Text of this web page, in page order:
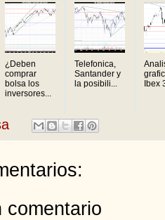
¿Deben
comprar
bolsa los
inversores...
Telefonica,
Santander y
la posibili...
Ibex
comentario